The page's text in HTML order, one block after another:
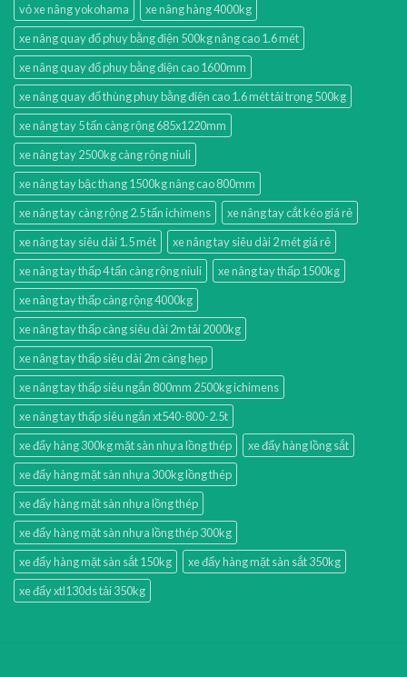
vỏ xe nâng yokohama
xe nâng hàng 4000kg
xe nâng quay đổ phuy bằng điện 500kg nâng cao 1.6 mét
xe nâng quay đổ phuy bằng điện cao 1600mm
xe nâng quay đổ thùng phuy bằng điện cao 1.6 mét tải trọng 500kg
xe nâng tay 5 tấn càng rộng 685x1220mm
xe nâng tay 2500kg càng rộng niuli
xe nâng tay bậc thang 1500kg nâng cao 800mm
xe nâng tay càng rộng 2.5 tấn ichimens
xe nâng tay cắt kéo giá rẻ
xe nâng tay siêu dài 1.5 mét
xe nâng tay siêu dài 2 mét giá rẻ
xe nâng tay thấp 4 tấn càng rộng niuli
xe nâng tay thấp 1500kg
xe nâng tay thấp càng rộng 4000kg
xe nâng tay thấp càng siêu dài 2m tải 2000kg
xe nâng tay thấp siêu dài 2m càng hẹp
xe nâng tay thấp siêu ngắn 800mm 2500kg ichimens
xe nâng tay thấp siêu ngắn xt540-800-2.5t
xe đẩy hàng 300kg mặt sàn nhựa lồng thép
xe đẩy hàng lồng sắt
xe đẩy hàng mặt sàn nhựa 300kg lồng thép
xe đẩy hàng mặt sàn nhựa lồng thép
xe đẩy hàng mặt sàn nhựa lồng thép 300kg
xe đẩy hàng mặt sàn sắt 150kg
xe đẩy hàng mặt sàn sắt 350kg
xe đẩy xtl130ds tải 350kg